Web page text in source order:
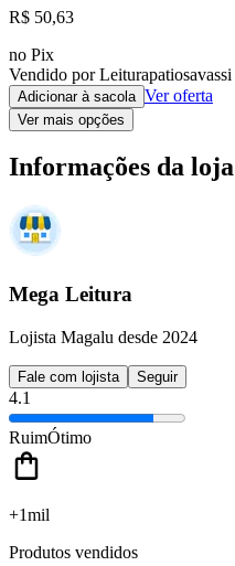
R$ 50,63
no Pix
Vendido por Leiturapatiosavassi
Adicionar à sacola Ver oferta
Ver mais opções
Informações da loja
Mega Leitura
Lojista Magalu desde 2024
Fale com lojista Seguir
4.1
RuimÓtimo
+1mil
Produtos vendidos